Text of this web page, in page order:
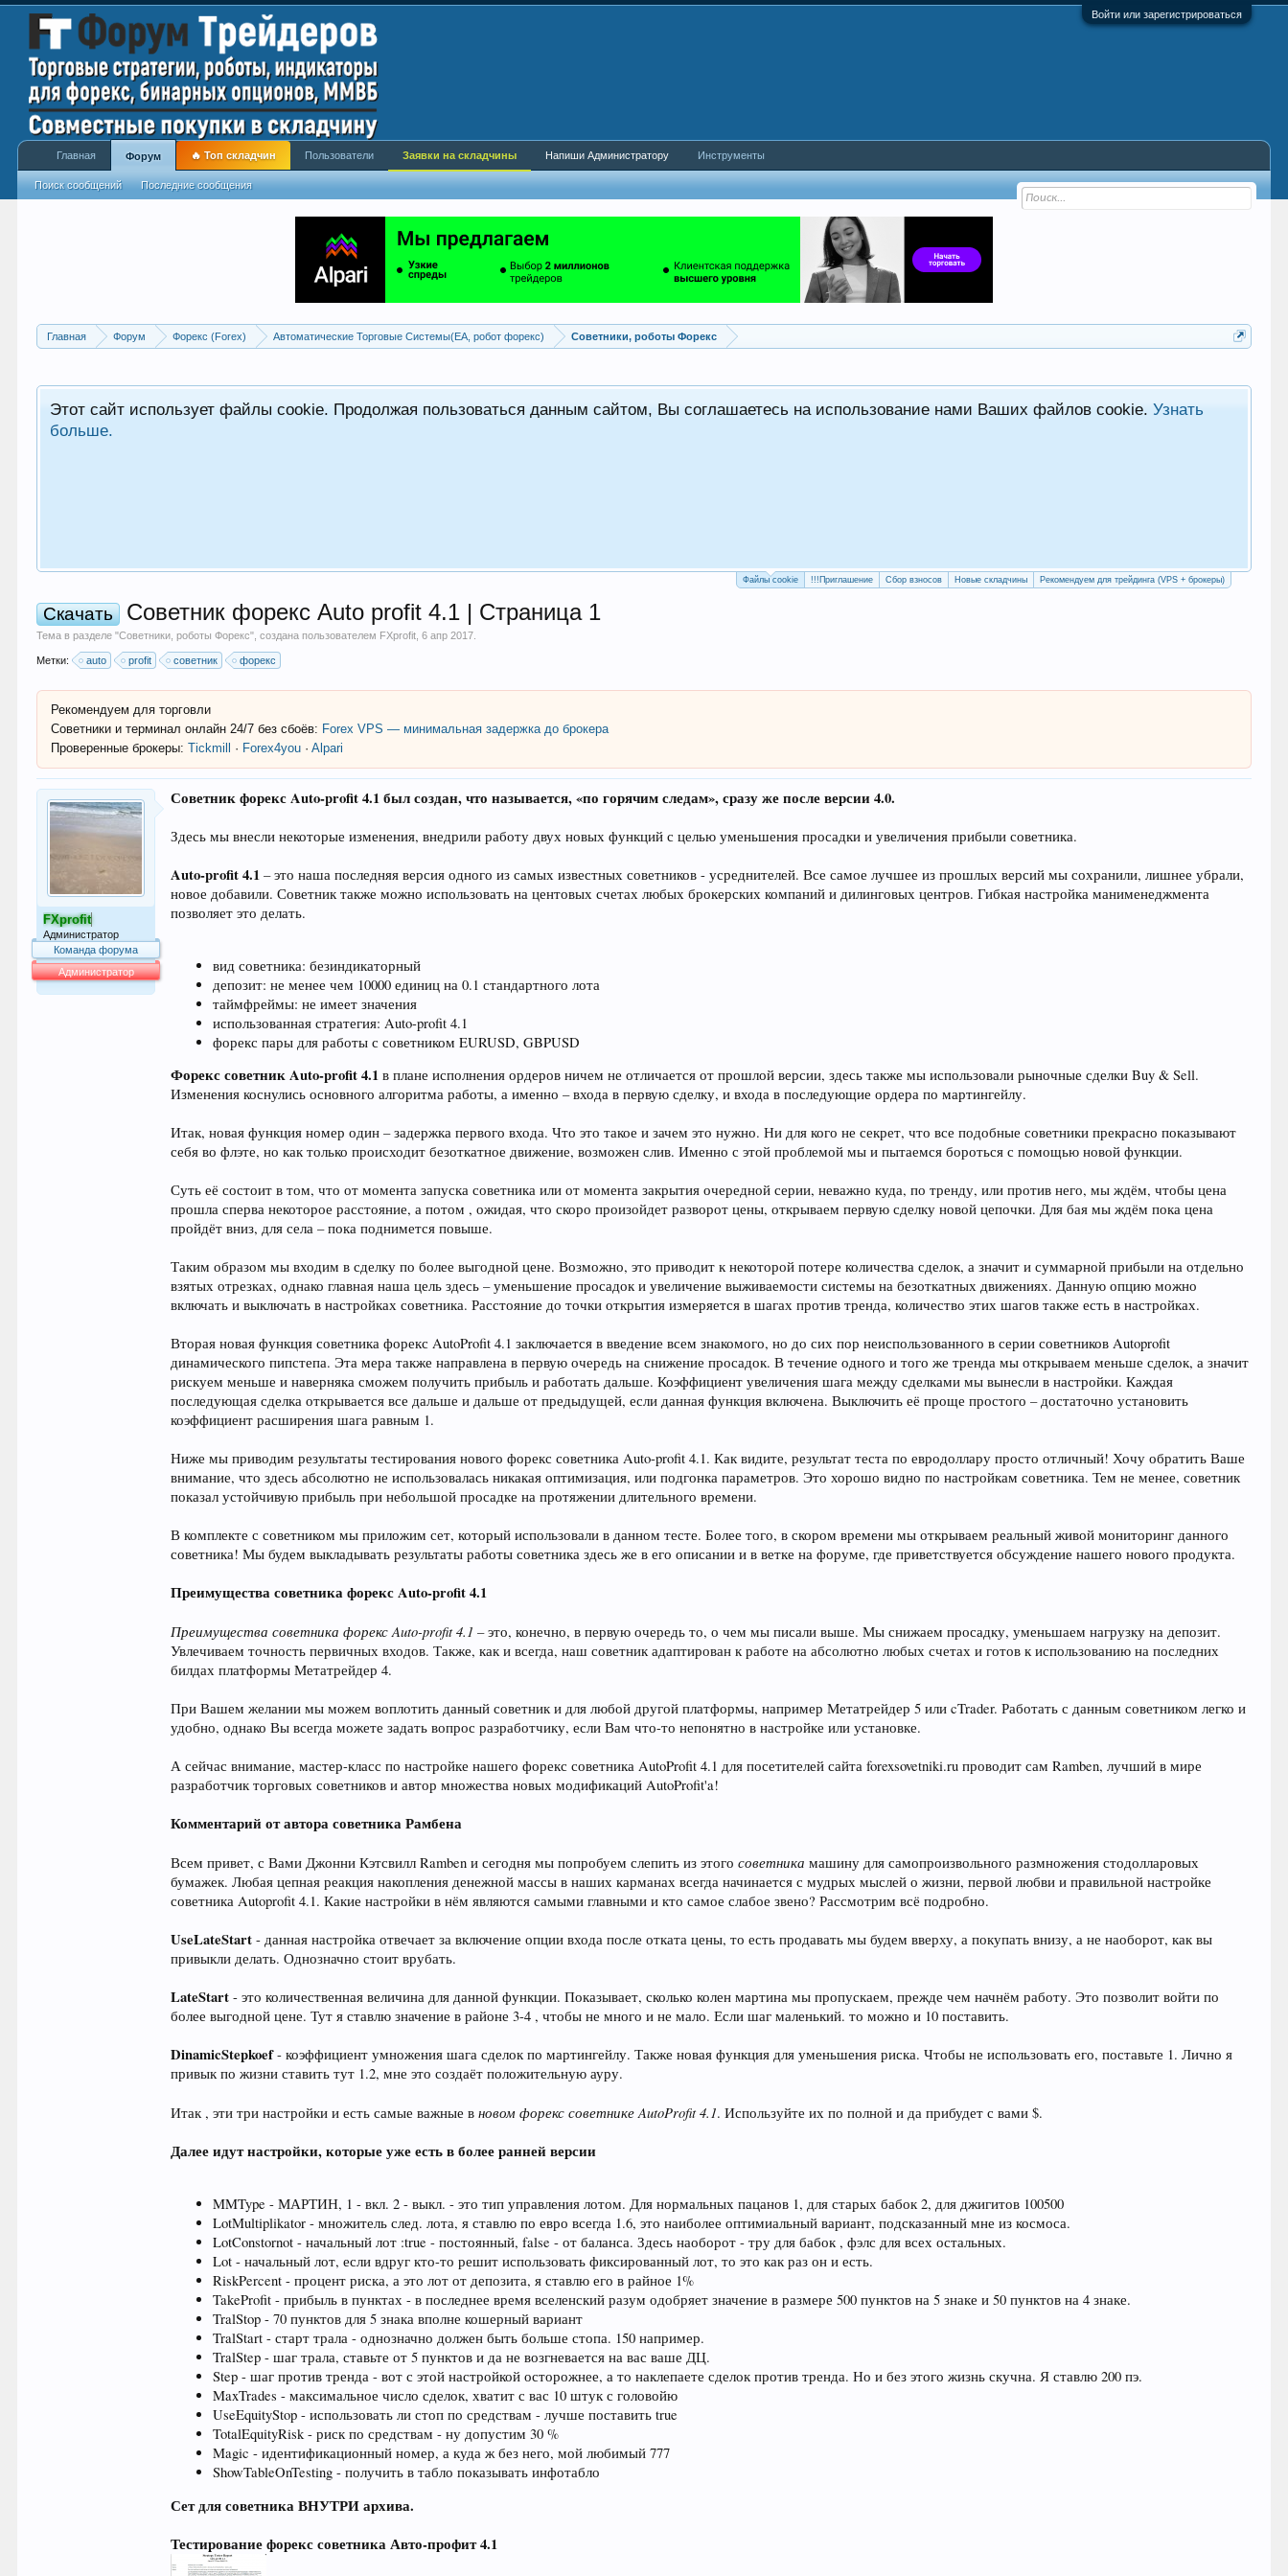
Войти или зарегистрироваться
Главная Форум Форекс (Forex) Автоматические Торговые Системы(EA, робот форекс) Советники, роботы Форекс
Этот сайт использует файлы cookie. Продолжая пользоваться данным сайтом, Вы соглашаетесь на использование нами Ваших файлов cookie.Узнать
больше.
Файлы cookie !!!Приглашение Сбор взносов Новые складчины Рекомендуем для трейдинга (VPS + брокеры)
Скачать Советник форекс Auto profit 4.1 | Страница 1
Тема в разделе "Советники, роботы Форекс", создана пользователем FXprofit ,6 апр 2017
Метки: auto profit советник форекс
Рекомендуем для торговли
Советники и терминал онлайн 24/7 без сбоёв: Forex VPS — минимальная задержка до брокера
Проверенные брокеры: Tickmill · Forex4you ·Alpari
FXprofit
Администратор
Команда форума
Администратор
Советник форекс Auto-profit 4.1 был создан, что называется, «по горячим следам», сразу же после версии 4.0.
Здесь мы внесли некоторые изменения, внедрили работу двух новых функций с целью уменьшения просадки и увеличения прибыли советника.
Auto-profit 4.1 – это наша последняя версия одного из самых известных советников - усреднителей. Все самое лучшее из прошлых версий мы сохранили, лишнее убрали,
новое добавили. Советник также можно использовать на центовых счетах любых брокерских компаний и дилинговых центров. Гибкая настройка манименеджмента
позволяет это делать.
вид советника: безиндикаторный
депозит: не менее чем 10000 единиц на 0.1 стандартного лота
таймфреймы: не имеет значения
использованная стратегия: Auto-profit 4.1
форекс пары для работы с советником EURUSD, GBPUSD
Форекс советник Auto-profit 4.1 в плане исполнения ордеров ничем не отличается от прошлой версии, здесь также мы использовали рыночные сделки Buy & Sell.
Изменения коснулись основного алгоритма работы, а именно – входа в первую сделку, и входа в последующие ордера по мартингейлу.
Итак, новая функция номер один – задержка первого входа. Что это такое и зачем это нужно. Ни для кого не секрет, что все подобные советники прекрасно показывают
себя во флэте, но как только происходит безоткатное движение, возможен слив. Именно с этой проблемой мы и пытаемся бороться с помощью новой функции.
Суть её состоит в том, что от момента запуска советника или от момента закрытия очередной серии, неважно куда, по тренду, или против него, мы ждём, чтобы цена
прошла сперва некоторое расстояние, а потом , ожидая, что скоро произойдет разворот цены, открываем первую сделку новой цепочки. Для бая мы ждём пока цена
пройдёт вниз, для села – пока поднимется повыше.
Таким образом мы входим в сделку по более выгодной цене. Возможно, это приводит к некоторой потере количества сделок, а значит и суммарной прибыли на отдельно
взятых отрезках, однако главная наша цель здесь – уменьшение просадок и увеличение выживаемости системы на безоткатных движениях. Данную опцию можно
включать и выключать в настройках советника. Расстояние до точки открытия измеряется в шагах против тренда, количество этих шагов также есть в настройках.
Вторая новая функция советника форекс AutoProfit 4.1 заключается в введение всем знакомого, но до сих пор неиспользованного в серии советников Autoprofit
динамического пипстепа. Эта мера также направлена в первую очередь на снижение просадок. В течение одного и того же тренда мы открываем меньше сделок, а значит
рискуем меньше и наверняка сможем получить прибыль и работать дальше. Коэффициент увеличения шага между сделками мы вынесли в настройки. Каждая
последующая сделка открывается все дальше и дальше от предыдущей, если данная функция включена. Выключить её проще простого – достаточно установить
коэффициент расширения шага равным 1.
Ниже мы приводим результаты тестирования нового форекс советника Auto-profit 4.1. Как видите, результат теста по евродоллару просто отличный! Хочу обратить Ваше
внимание, что здесь абсолютно не использовалась никакая оптимизация, или подгонка параметров. Это хорошо видно по настройкам советника. Тем не менее, советник
показал устойчивую прибыль при небольшой просадке на протяжении длительного времени.
В комплекте с советником мы приложим сет, который использовали в данном тесте. Более того, в скором времени мы открываем реальный живой мониторинг данного
советника! Мы будем выкладывать результаты работы советника здесь же в его описании и в ветке на форуме, где приветствуется обсуждение нашего нового продукта.
Преимущества советника форекс Auto-profit 4.1
Преимущества советника форекс Auto-profit 4.1 – это, конечно, в первую очередь то, о чем мы писали выше. Мы снижаем просадку, уменьшаем нагрузку на депозит.
Увлечиваем точность первичных входов. Также, как и всегда, наш советник адаптирован к работе на абсолютно любых счетах и готов к использованию на последних
билдах платформы Метатрейдер 4.
При Вашем желании мы можем воплотить данный советник и для любой другой платформы, например Метатрейдер 5 или cTrader. Работать с данным советником легко и
удобно, однако Вы всегда можете задать вопрос разработчику, если Вам что-то непонятно в настройке или установке.
А сейчас внимание, мастер-класс по настройке нашего форекс советника AutoProfit 4.1 для посетителей сайта forexsovetniki.ru проводит сам Ramben, лучший в мире
разработчик торговых советников и автор множества новых модификаций AutoProfit'a!
Комментарий от автора советника Рамбена
Всем привет, с Вами Джонни Кэтсвилл Ramben и сегодня мы попробуем слепить из этогосоветника машину для самопроизвольного размножения стодолларовых
бумажек. Любая цепная реакция накопления денежной массы в наших карманах всегда начинается с мудрых мыслей о жизни, первой любви и правильной настройке
советника Autoprofit 4.1. Какие настройки в нём являются самыми главными и кто самое слабое звено? Рассмотрим всё подробно.
UseLateStart- данная настройка отвечает за включение опции входа после отката цены, то есть продавать мы будем вверху, а покупать внизу, а не наоборот, как вы
привыкли делать. Однозначно стоит врубать.
LateStart - это количественная величина для данной функции. Показывает, сколько колен мартина мы пропускаем, прежде чем начнём работу. Это позволит войти по
более выгодной цене. Тут я ставлю значение в районе 3-4 , чтобы не много и не мало. Если шаг маленький. то можно и 10 поставить.
DinamicStepkoef- коэффициент умножения шага сделок по мартингейлу. Также новая функция для уменьшения риска. Чтобы не использовать его, поставьте 1. Лично я
привык по жизни ставить тут 1.2, мне это создаёт положительную ауру.
Итак , эти три настройки и есть самые важные вновом форекс советнике AutoProfit 4.1. Используйте их по полной и да прибудет с вами $.
Далее идут настройки, которые уже есть в более ранней версии
MMType - МАРТИН, 1 - вкл. 2 - выкл. - это тип управления лотом. Для нормальных пацанов 1, для старых бабок 2, для джигитов 100500
LotMultiplikator - множитель след. лота, я ставлю по евро всегда 1.6, это наиболее оптимиальный вариант, подсказанный мне из космоса.
LotConstornot - начальный лот :true - постоянный, false - от баланса. Здесь наоборот - тру для бабок , фэлс для всех остальных.
Lot - начальный лот, если вдруг кто-то решит использовать фиксированный лот, то это как раз он и есть.
RiskPercent - процент риска, а это лот от депозита, я ставлю его в райное 1%
TakeProfit - прибыль в пунктах - в последнее время вселенский разум одобряет значение в размере 500 пунктов на 5 знаке и 50 пунктов на 4 знаке.
TralStop - 70 пунктов для 5 знака вполне кошерный вариант
TralStart - старт трала - однозначно должен быть больше стопа. 150 например.
TralStep - шаг трала, ставьте от 5 пунктов и да не возгневается на вас ваше ДЦ.
Step - шаг против тренда - вот с этой настройкой осторожнее, а то наклепаете сделок против тренда. Но и без этого жизнь скучна. Я ставлю 200 пэ.
MaxTrades - максимальное число сделок, хватит с вас 10 штук с головойю
UseEquityStop - использовать ли стоп по средствам - лучше поставить true
TotalEquityRisk - риск по средствам - ну допустим 30 %
Magic - идентификационный номер, а куда ж без него, мой любимый 777
ShowTableOnTesting - получить в табло показывать инфотабло
Сет для советника ВНУТРИ архива.
Тестирование форекс советника Авто-профит 4.1
Главная Форум
Поиск сообщений Последние сообщения
🔥 Топ складчин Пользователи Заявки на складчины Напиши Администратору Инструменты